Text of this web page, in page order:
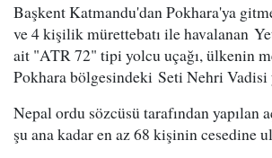
Başkent Katmandu'dan Pokhara'ya
ve 4 kişilik mürettebatı ile havalanan
ait "ATR 72" tipi yolcu uçağı, ülkenin
Pokhara bölgesindeki Seti Nehri Vadisi
Nepal ordu sözcüsü tarafından yapılan
şu ana kadar en az 68 kişinin cesedine